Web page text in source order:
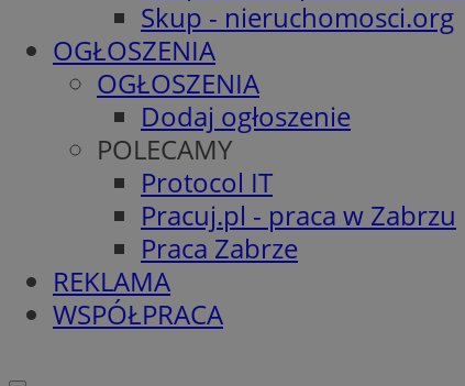
Skup - nieruchomosci.org
OGŁOSZENIA
OGŁOSZENIA
Dodaj ogłoszenie
POLECAMY
Protocol IT
Pracuj.pl - praca w Zabrzu
Praca Zabrze
REKLAMA
WSPÓŁPRACA